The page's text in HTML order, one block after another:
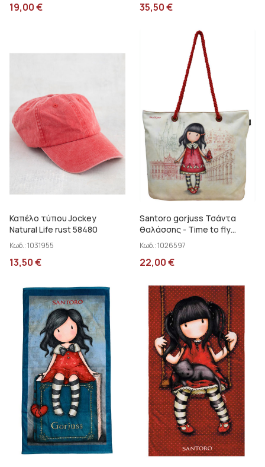
19,00€ 35,50€
Καπέλο τύπου Jockey
Natural Life rust 58480
Κωδ.:1031955
13,50€
Santoro gorjuss Τσάντα
θαλάσσης - Time to fly
SA07104
Κωδ.:1026597
22,00€